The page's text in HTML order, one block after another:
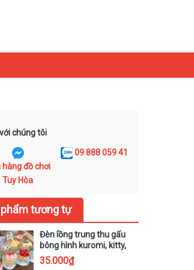
chúng tôi
hàng đồ chơi
Tuy Hòa
09 888 059 41
tương tự
Đèn lồng trung thu gấu
bông hình kuromi, kitty,
gấu dâu, gà, thỏ dễ
thương hottrend
35.000₫